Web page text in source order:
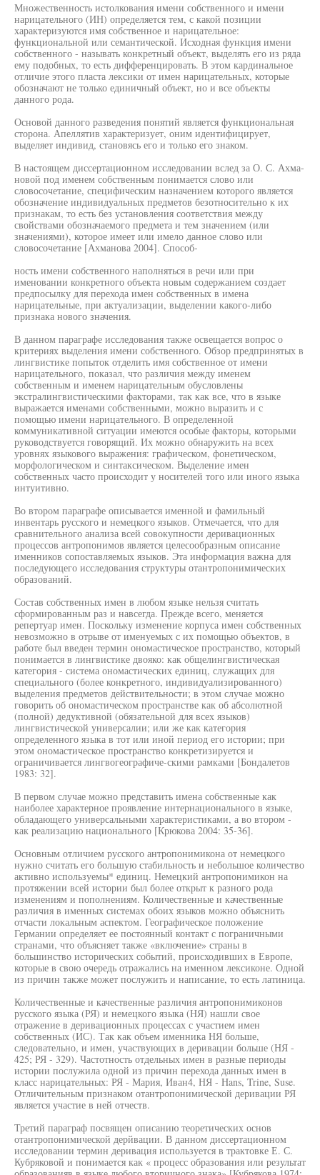
Множественность истолкования имени собственного и имени
нарицательного (ИН) определяется тем, с какой позиции
характеризуются имя собственное и нарицательное:
функциональной или семантической. Исходная функция имени
собственного - называть конкретный объект, выделять его из ряда
ему подобных, то есть дифференцировать. В этом кардинальное
отличие этого пласта лексики от имен нарицательных, которые
обозначают не только единичный объект, но и все объекты
данного рода.
Основой данного разведения понятий является функциональная
сторона. Апеллятив характеризует, оним идентифицирует,
выделяет индивид, становясь его и только его знаком.
В настоящем диссертационном исследовании вслед за О. С. Ахма-
новой под именем собственным понимается слово или
словосочетание, специфическим назначением которого является
обозначение индивидуальных предметов безотносительно к их
признакам, то есть без установления соответствия между
свойствами обозначаемого предмета и тем значением (или
значениями), которое имеет или имело данное слово или
словосочетание [Ахманова 2004]. Способ-
ность имени собственного наполняться в речи или при
именовании конкретного объекта новым содержанием создает
предпосылку для перехода имен собственных в имена
нарицательные, при актуализации, выделении какого-либо
признака нового значения.
В данном параграфе исследования также освещается вопрос о
критериях выделения имени собственного. Обзор предпринятых в
лингвистике попыток отделить имя собственное от имени
нарицательного, показал, что различия между именем
собственным и именем нарицательным обусловлены
экстралингвистическими факторами, так как все, что в языке
выражается именами собственными, можно выразить и с
помощью имени нарицательного. В определенной
коммуникативной ситуации имеются особые факторы, которыми
руководствуется говорящий. Их можно обнаружить на всех
уровнях языкового выражения: графическом, фонетическом,
морфологическом и синтаксическом. Выделение имен
собственных часто происходит у носителей того или иного языка
интуитивно.
Во втором параграфе описывается именной и фамильный
инвентарь русского и немецкого языков. Отмечается, что для
сравнительного анализа всей совокупности деривационных
процессов антропонимов является целесообразным описание
именников сопоставляемых языков. Эта информация важна для
последующего исследования структуры отантропонимических
образований.
Состав собственных имен в любом языке нельзя считать
сформированным раз и навсегда. Прежде всего, меняется
репертуар имен. Поскольку изменение корпуса имен собственных
невозможно в отрыве от именуемых с их помощью объектов, в
работе был введен термин ономастическое пространство, который
понимается в лингвистике двояко: как общелингвистическая
категория - система ономастических единиц, служащих для
специального (более конкретного, индивидуализированного)
выделения предметов действительности; в этом случае можно
говорить об ономастическом пространстве как об абсолютной
(полной) дедуктивной (обязательной для всех языков)
лингвистической универсалии; или же как категория
определенного языка в тот или иной период его истории; при
этом ономастическое пространство конкретизируется и
ограничивается лингвогеографиче-скими рамками [Бондалетов
1983: 32].
В первом случае можно представить имена собственные как
наиболее характерное проявление интернационального в языке,
обладающего универсальными характеристиками, а во втором -
как реализацию национального [Крюкова 2004: 35-36].
Основным отличием русского антропонимикона от немецкого
нужно считать его большую стабильность и небольшое количество
активно используемы* единиц. Немецкий антропонимикон на
протяжении всей истории был более открыт к разного рода
изменениям и пополнениям. Количественные и качественные
различия в именных системах обоих языков можно объяснить
отчасти локальным аспектом. Географическое положение
Германии определяет ее постоянный контакт с пограничными
странами, что объясняет также «включение» страны в
большинство исторических событий, происходивших в Европе,
которые в свою очередь отражались на именном лексиконе. Одной
из причин также может послужить и написание, то есть латиница.
Количественные и качественные различия антропонимиконов
русского языка (РЯ) и немецкого языка (НЯ) нашли свое
отражение в деривационных процессах с участием имен
собственных (ИС). Так как объем именника НЯ больше,
следовательно, и имен, участвующих в деривации больше (НЯ -
425; РЯ - 329). Частотность отдельных имен в разные периоды
истории послужила одной из причин перехода данных имен в
класс нарицательных: РЯ - Мария, Иван4, НЯ - Hans, Trine, Suse.
Отличительным признаком отантропонимической деривации РЯ
является участие в ней отчеств.
Третий параграф посвящен описанию теоретических основ
отантропонимической дерйвации. В данном диссертационном
исследовании термин деривация используется в трактовке Е. С.
Кубряковой и понимается как « процесс образования или результат